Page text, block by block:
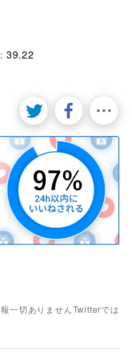
39.22
一切ありませんTwitterでは